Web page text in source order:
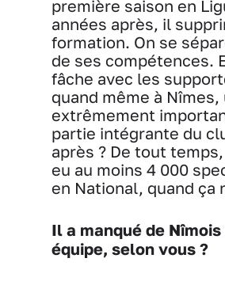
première saison en
années après, il
formation. On se
de ses compétences.
fâche avec les
quand même à
extrêmement
partie intégrante du
après ? De tout
eu au moins 4 000
en National, quand ça
Il a manqué de
équipe, selon vous ?